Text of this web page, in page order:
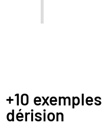
+10
dérision